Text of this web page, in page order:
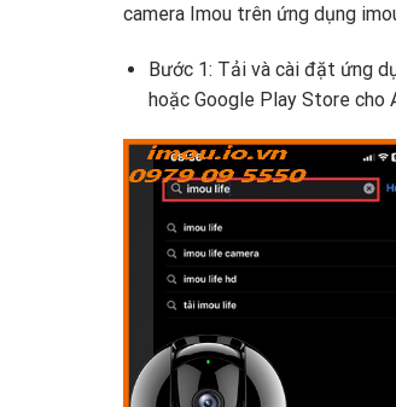
camera Imou trên ứng dụng
Bước 1: Tải và cài đặt ứng
hoặc Google Play Store cho